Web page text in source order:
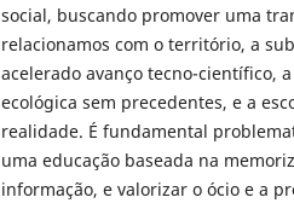
social, buscando promover uma
relacionamos com o território, a
acelerado avanço tecno-científico,
ecológica sem precedentes, e a
realidade. É fundamental
uma educação baseada na
informação, e valorizar o ócio e a